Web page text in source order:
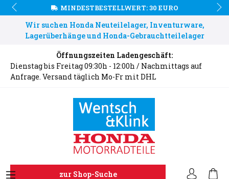
MINDESTBESTELLWERT: 30 EURO
Wir suchen Honda Neuteilelager, Inventurware,
Lagerüberhänge und Honda-Gebrauchtteilelager
Öffnungszeiten Ladengeschäft:
Dienstag bis Freitag 09:30h - 12:00h / Nachmittags auf
Anfrage. Versand täglich Mo-Fr mit DHL
zur Shop-Suche